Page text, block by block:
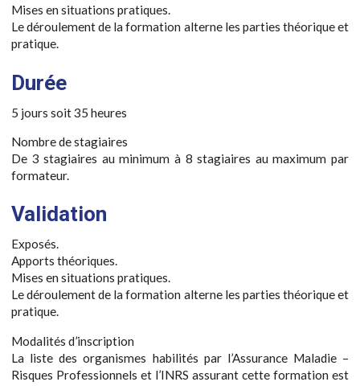
Mises en situations pratiques.
Le déroulement de la formation alterne les parties théorique et
pratique.
Durée
5 jours soit 35 heures
Nombre de stagiaires
De 3 stagiaires au minimum à 8 stagiaires au maximum par
formateur.
Validation
Exposés.
Apports théoriques.
Mises en situations pratiques.
Le déroulement de la formation alterne les parties théorique et
pratique.
Modalités d’inscription
La liste des organismes habilités par l’Assurance Maladie –
Risques Professionnels et l’INRS assurant cette formation est